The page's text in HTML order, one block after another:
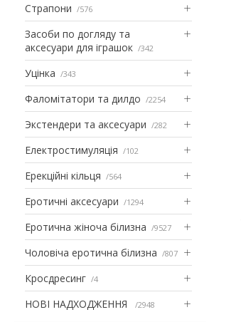
Страпони 576
Засоби по догляду та
аксесуари для іграшок
342
Уцінка 343
Фаломітатори та дилдо 2254
Экстендери та аксесуари 282
Електростимуляція 102
Ерекційні кільця 564
Еротичні аксесуари 1294
Еротична жіноча білизна 9527
Чоловіча еротична білизна 807
Кросдресинг 4
НОВІ НАДХОДЖЕННЯ 2948